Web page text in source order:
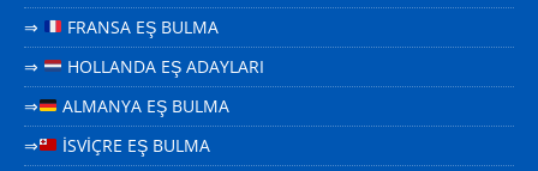
⇒
FRANSA EŞ BULMA
⇒
HOLLANDA EŞ ADAYLARI
⇒
ALMANYA EŞ BULMA
⇒
İSVİÇRE EŞ BULMA